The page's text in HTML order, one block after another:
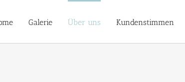
Galerie Über uns Kundenstimmen